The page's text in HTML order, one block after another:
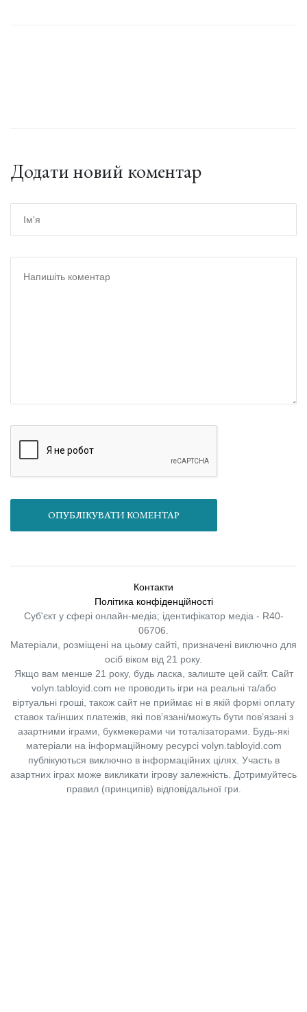
Додати новий коментар
ОПУБЛІКУВАТИ КОМЕНТАР
Контакти
Політика конфіденційності
Суб'єкт у сфері онлайн-медіа; ідентифікатор медіа - R40-
06706.
Матеріали, розміщені на цьому сайті, призначені виключно для
осіб віком від 21 року.
Якщо вам менше 21 року, будь ласка, залиште цей сайт. Сайт
volyn.tabloyid.com не проводить ігри на реальні та/або
віртуальні гроші, також сайт не приймає ні в якій формі оплату
ставок та/інших платежів, які пов’язані/можуть бути пов’язані з
азартними іграми, букмекерами чи тоталізаторами. Будь-які
матеріали на інформаційному ресурсі volyn.tabloyid.com
публікуються виключно в інформаційних цілях. Участь в
азартних іграх може викликати ігрову залежність. Дотримуйтесь
правил (принципів) відповідальної гри.